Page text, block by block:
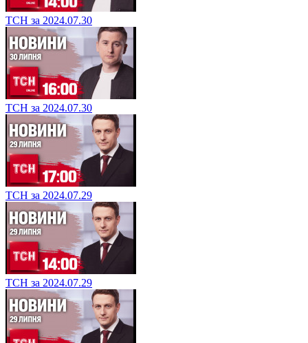
ТСН за 2024.07.30
ТСН за 2024.07.30
ТСН за 2024.07.29
ТСН за 2024.07.29